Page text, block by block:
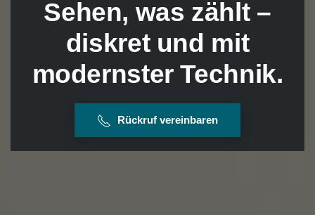
Sehen, was zählt –
diskret und mit
modernster Technik.
Rückruf vereinbaren